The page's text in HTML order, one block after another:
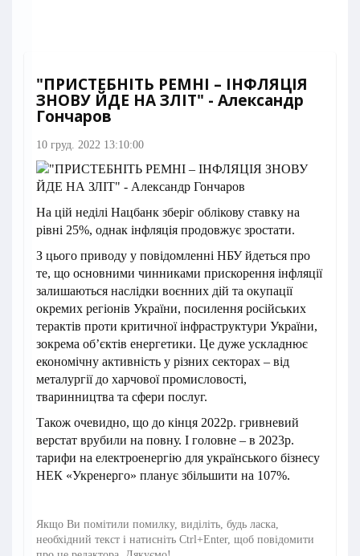
"ПРИСТЕБНІТЬ РЕМНІ – ІНФЛЯЦІЯ
ЗНОВУ ЙДЕ НА ЗЛІТ" - Александр
Гончаров
10 груд. 2022 13:10:00
На цій неділі Нацбанк зберіг облікову ставку на
рівні 25%, однак інфляція продовжує зростати.
З цього приводу у повідомленні НБУ йдеться про
те, що основними чинниками прискорення інфляції
залишаються наслідки воєнних дій та окупації
окремих регіонів України, посилення російських
терактів проти критичної інфраструктури України,
зокрема об’єктів енергетики. Це дуже ускладнює
економічну активність у різних секторах – від
металургії до харчової промисловості,
тваринництва та сфери послуг.
Також очевидно, що до кінця 2022р. гривневий
верстат врубили на повну. І головне – в 2023р.
тарифи на електроенергію для українського бізнесу
НЕК «Укренерго» планує збільшити на 107%.
Якщо Ви помітили помилку, виділіть, будь ласка,
необхідний текст і натисніть Ctrl+Enter, щоб повідомити